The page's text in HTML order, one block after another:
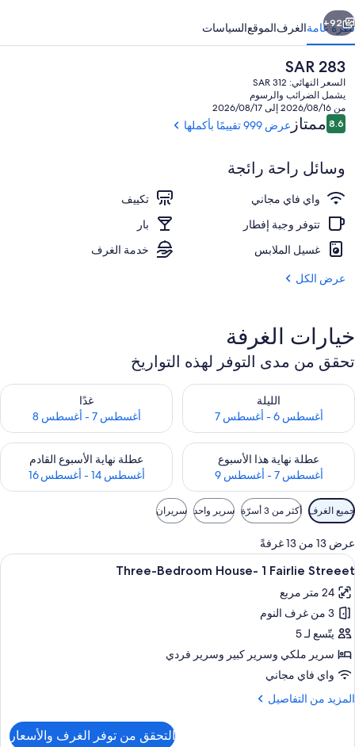
ميني بار ومكواة/لوح كي وواي فاي مجانًا
التالي
92+
نظرة عامةالغرفالموقعالسياسات
السعر
الحالي
هو
SAR
283
SAR 283
السعر النهائي: SAR 312
يشمل الضرائب والرسوم
من 2026/08/16 إلى 2026/08/17
التقييمات
8.68.6 من 10ممتاز عرض 999 تقييمًا بأكملها
وسائل راحة رائجة
واي فاي مجاني
تكييف
تتوفر وجبة إفطار
بار
غسيل الملابس
خدمة الغرف
عرض الكل
خيارات الغرفة
تحقق من مدى التوفر لهذه التواريخ
الليلة
أغسطس 6 - أغسطس 7
تحقق من مدى التوفر لليلة للفترة أغسطس 6 - أغسطس 7
غدًا
أغسطس 7 - أغسطس 8
تحقق من مدى التوفر لغد للفترة أغسطس
عطلة نهاية هذا الأسبوع
أغسطس 7 - أغسطس 9
تحقق من مدى التوفر لعطلة نهاية هذا الأسبوع للفترة أغسطس 7 - أغسطس 9
عطلة نهاية الأسبوع القادم
أغسطس 14 - أغسطس 16
تحقق من مدى التوفر لعطلة نهاية
عوامل
التصفية
المتاحة
للغرف
جميع الغرف أكثر من 3 أسرّة سرير واحد سريران
عرض 13 من 13 غرفةً
استعراض
جميع
صور
Three-
Bedroom
House-
1
Fairlie
Streeet
9
Three-Bedroom House- 1 Fairlie Streeet
24 متر مربع
3 من غرف النوم
يتّسع لـ 5
سرير ملكي‫‬ وسرير كبير‫‬ وسرير فردي
واي فاي مجاني
المزيد من التفاصيل
المزيد
التحقق من توفر الغرف والأسعار